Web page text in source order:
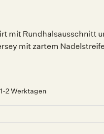
mit Rundhalsausschnitt
mit zartem
2 Werktagen